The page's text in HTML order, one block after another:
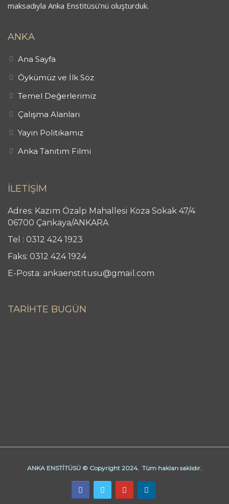
maksadıyla Anka Enstitüsü’nü oluşturduk.
ANKA
Ana Sayfa
Öykümüz ve İlk Söz
Temel Değerlerimiz
Çalışma Alanları
Yayın Politikamız
Anka Tanıtım Filmi
İLETİŞİM
Adres: Kazım Özalp Mahallesi Koza Sokak 47/4
06700 Çankaya/ANKARA
Tel : 0312 424 1923
Faks: 0312 424 1924
E-Posta: ankaenstitusu@gmail.com
TARİHTE BUGÜN
ANKA ENSTİTÜSÜ © Copyright 2024. Tüm hakları saklıdır.